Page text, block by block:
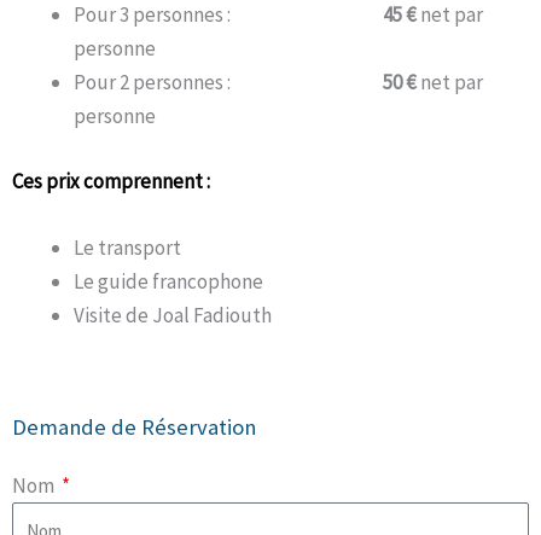
Pour 3 personnes : 45 €net par
personne
Pour 2 personnes : 50 €net par
personne
Ces prix comprennent :
Le transport
Le guide francophone
Visite de Joal Fadiouth
Demande de Réservation
Nom